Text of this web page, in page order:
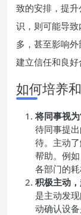
致的安排，提
识，则可能导
多，甚至影响
建立信任和良好
如何培养
将同事视为
待同事提
待。主动
帮助。例
各部门的耗
积极主动，
是主动发
动确认设